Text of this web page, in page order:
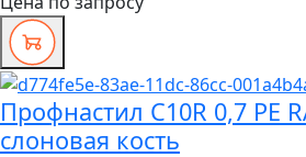
Профнастил C10R 0,7 PE
слоновая кость